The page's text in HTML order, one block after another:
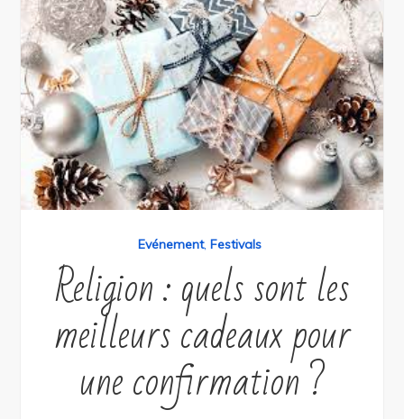
Evénement, Festivals
Religion : quels sont les
meilleurs cadeaux pour
une confirmation ?